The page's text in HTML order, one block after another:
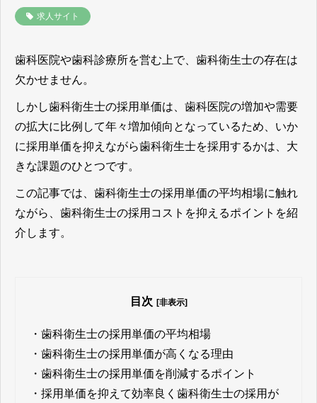
求人サイト
歯科医院や歯科診療所を営む上で、歯科衛生士の存在は
欠かせません。
しかし歯科衛生士の採用単価は、歯科医院の増加や需要
の拡大に比例して年々増加傾向となっているため、いか
に採用単価を抑えながら歯科衛生士を採用するかは、大
きな課題のひとつです。
この記事では、歯科衛生士の採用単価の平均相場に触れ
ながら、歯科衛生士の採用コストを抑えるポイントを紹
介します。
目次 [非表示]
・ 歯科衛生士の採用単価の平均相場
・ 歯科衛生士の採用単価が高くなる理由
・ 歯科衛生士の採用単価を削減するポイント
・ 採用単価を抑えて効率良く歯科衛生士の採用が